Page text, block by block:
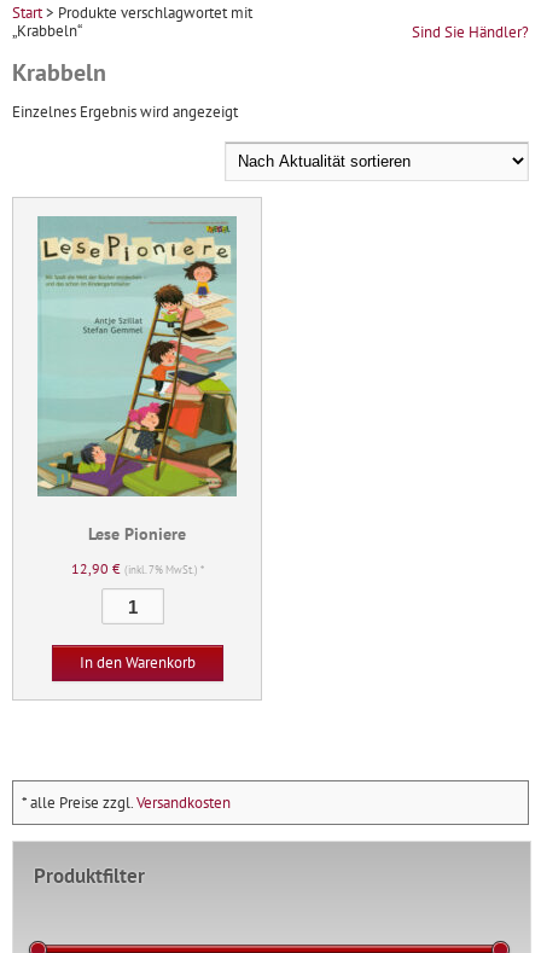
Start> Produkte verschlagwortet mit
„Krabbeln“
Sind Sie Händler?
Krabbeln
Einzelnes Ergebnis wird angezeigt
Lese Pioniere
12,90 € (inkl. 7% MwSt.) *
Pioniere
Menge
In den Warenkorb
* alle Preise zzgl.Versandkosten
Produktfilter